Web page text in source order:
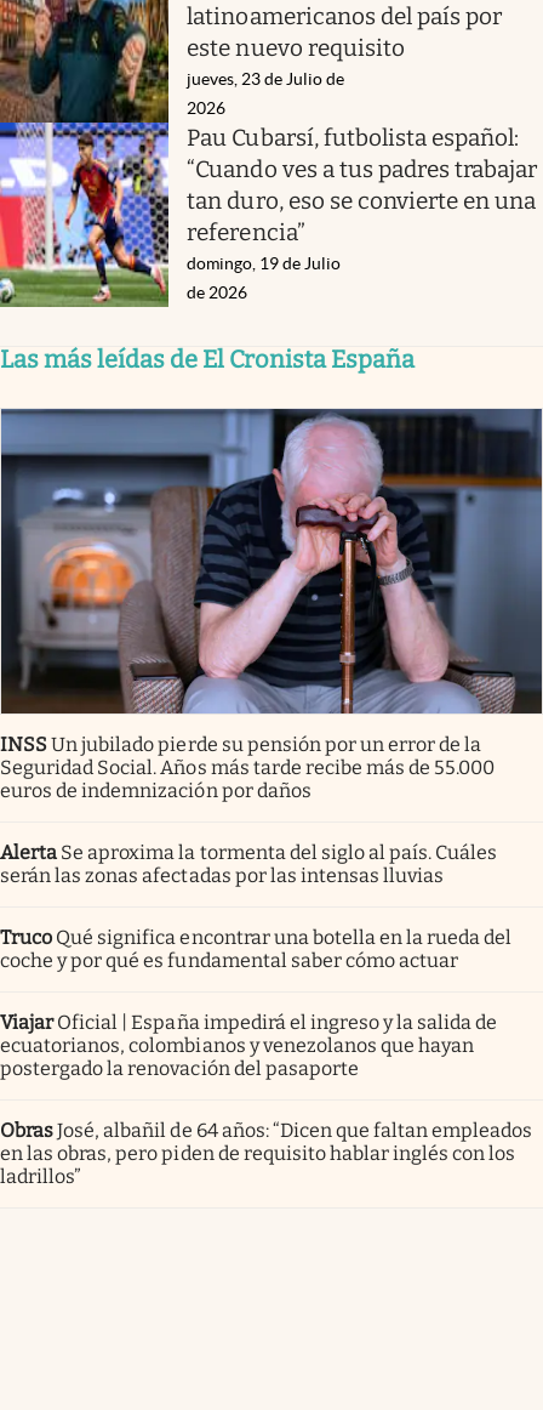
latinoamericanos del país por
este nuevo requisito
jueves, 23 de Julio de
2026
Pau Cubarsí, futbolista español:
“Cuando ves a tus padres trabajar
tan duro, eso se convierte en una
referencia”
domingo, 19 de Julio
de 2026
Las más leídas de El Cronista España
INSSUn jubilado pierde su pensión por un error de la
Seguridad Social. Años más tarde recibe más de 55.000
euros de indemnización por daños
Alerta Se aproxima la tormenta del siglo al país. Cuáles
serán las zonas afectadas por las intensas lluvias
Truco Qué significa encontrar una botella en la rueda del
coche y por qué es fundamental saber cómo actuar
Viajar Oficial | España impedirá el ingreso y la salida de
ecuatorianos, colombianos y venezolanos que hayan
postergado la renovación del pasaporte
ObrasJosé, albañil de 64 años: “Dicen que faltan empleados
en las obras, pero piden de requisito hablar inglés con los
ladrillos”